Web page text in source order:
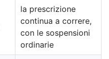
la prescrizione
continua a correre,
con le sospensioni
ordinarie